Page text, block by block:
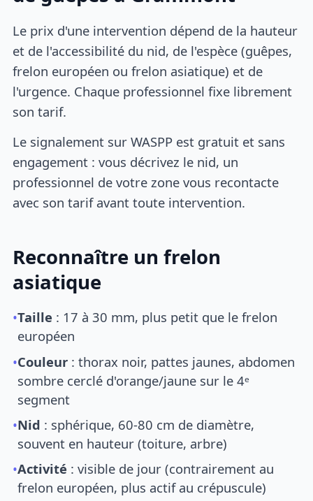
Le prix d'une intervention dépend de la hauteur
et de l'accessibilité du nid, de l'espèce (guêpes,
frelon européen ou frelon asiatique) et de
l'urgence. Chaque professionnel fixe librement
son tarif.
Le signalement sur WASPP est gratuit et sans
engagement : vous décrivez le nid, un
professionnel de votre zone vous recontacte
avec son tarif avant toute intervention.
Reconnaître un frelon
asiatique
•Taille : 17 à 30 mm, plus petit que le frelon
européen
•Couleur : thorax noir, pattes jaunes, abdomen
sombre cerclé d'orange/jaune sur le 4ᵉ
segment
•Nid : sphérique, 60-80 cm de diamètre,
souvent en hauteur (toiture, arbre)
•Activité : visible de jour (contrairement au
frelon européen, plus actif au crépuscule)